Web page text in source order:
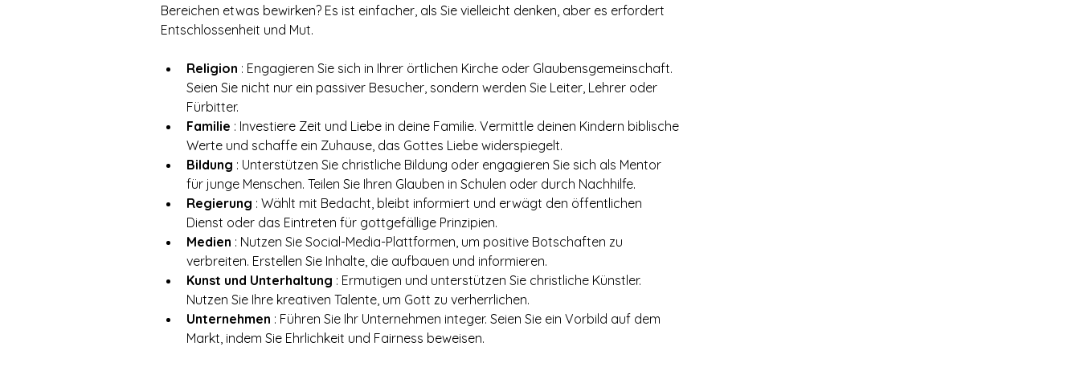
Bereichen etwas bewirken? Es ist einfacher, als Sie vielleicht denken, aber es erfordert
Entschlossenheit und Mut.
Religion : Engagieren Sie sich in Ihrer örtlichen Kirche oder Glaubensgemeinschaft.
Seien Sie nicht nur ein passiver Besucher, sondern werden Sie Leiter, Lehrer oder
Fürbitter.
Familie : Investiere Zeit und Liebe in deine Familie. Vermittle deinen Kindern biblische
Werte und schaffe ein Zuhause, das Gottes Liebe widerspiegelt.
Bildung : Unterstützen Sie christliche Bildung oder engagieren Sie sich als Mentor
für junge Menschen. Teilen Sie Ihren Glauben in Schulen oder durch Nachhilfe.
Regierung : Wählt mit Bedacht, bleibt informiert und erwägt den öffentlichen
Dienst oder das Eintreten für gottgefällige Prinzipien.
Medien : Nutzen Sie Social-Media-Plattformen, um positive Botschaften zu
verbreiten. Erstellen Sie Inhalte, die aufbauen und informieren.
Kunst und Unterhaltung : Ermutigen und unterstützen Sie christliche Künstler.
Nutzen Sie Ihre kreativen Talente, um Gott zu verherrlichen.
Unternehmen : Führen Sie Ihr Unternehmen integer. Seien Sie ein Vorbild auf dem
Markt, indem Sie Ehrlichkeit und Fairness beweisen.